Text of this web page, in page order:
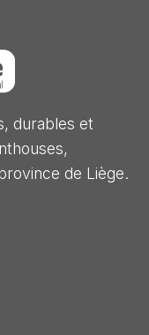
durables et
de Liège.